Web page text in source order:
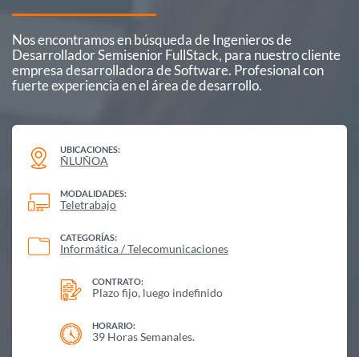
Nos encontramos en búsqueda de Ingenieros de
Desarrollador Semisenior FullStack, para nuestro cliente
empresa desarrolladora de Software. Profesional con
fuerte experiencia en el área de desarrollo.
UBICACIONES:
ÑLUÑOA
MODALIDADES:
Teletrabajo
CATEGORÍAS:
Informática / Telecomunicaciones
CONTRATO:
Plazo fijo, luego indefinido
HORARIO:
39 Horas Semanales.